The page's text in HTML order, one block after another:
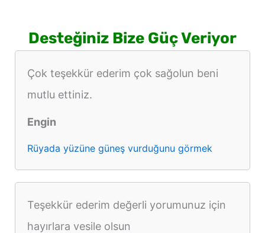
Desteğiniz Bize Güç Veriyor
Çok teşekkür ederim çok sağolun beni
mutlu ettiniz.
Engin
Rüyada yüzüne güneş vurduğunu görmek
Teşekkür ederim değerli yorumunuz için
hayırlara vesile olsun